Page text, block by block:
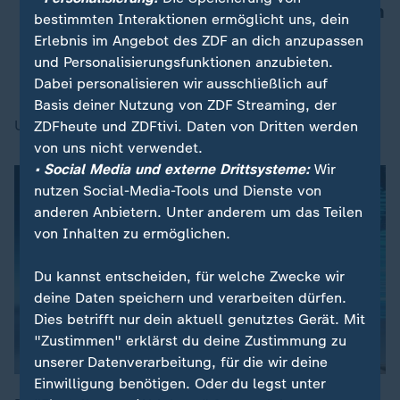
Hand zu geben und daran haben sich
leider auch viele gehalten.
Norbert Emmerich (AfD), 2. Bürgermeister von Gelsenkirchen
Und hofft, dass sich das jetzt ändert.
bestimmten Interaktionen ermöglicht uns, dein
Erlebnis im Angebot des ZDF an dich anzupassen
und Personalisierungsfunktionen anzubieten.
Dabei personalisieren wir ausschließlich auf
Basis deiner Nutzung von ZDF Streaming, der
ZDFheute und ZDFtivi. Daten von Dritten werden
von uns nicht verwendet.
• Social Media und externe Drittsysteme:Wir
nutzen Social-Media-Tools und Dienste von
anderen Anbietern. Unter anderem um das Teilen
von Inhalten zu ermöglichen.
Du kannst entscheiden, für welche Zwecke wir
deine Daten speichern und verarbeiten dürfen.
Dies betrifft nur dein aktuell genutztes Gerät. Mit
"Zustimmen" erklärst du deine Zustimmung zu
unserer Datenverarbeitung, für die wir deine
Einwilligung benötigen. Oder du legst unter